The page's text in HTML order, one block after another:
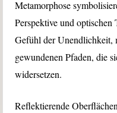
Metamorphose
Perspektive und optischen
Gefühl der Unendlichkeit,
gewundenen Pfaden, die
widersetzen.
Reflektierende